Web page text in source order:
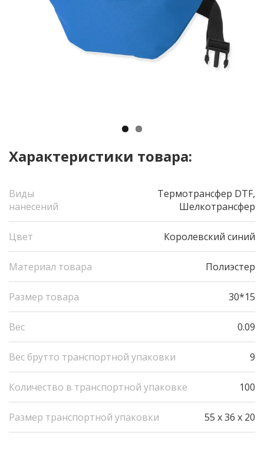
Характеристики товара:
Виды
нанесений
Термотрансфер DTF,
Шелкотрансфер
Цвет Королевский синий
Материал товара Полиэстер
Размер товара 30*15
Вес 0.09
Вес брутто транспортной упаковки 9
Количество в транспортной упаковке 100
Размер транспортной упаковки 55 x 36 x 20